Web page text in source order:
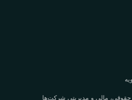
مالی و مدیریتی شرکت‌ها